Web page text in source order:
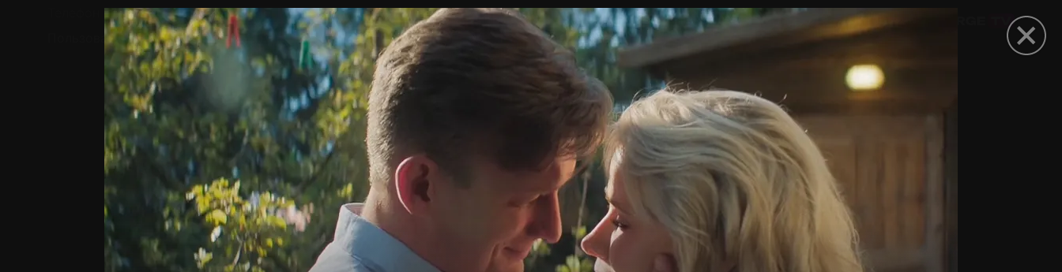
Телефон поддержки:+7 (727) 323 10 92
Пользовательское соглашение
Политика конфиденциальности Открыть приложение Ввести промокод